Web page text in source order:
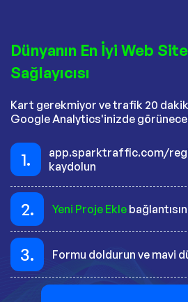
Dünyanın En İyi Web
Sağlayıcısı
Kart gerekmiyor ve trafik 20
Google Analytics'inizde
1.
app.sparktraffic.com/
kaydolun
2. Yeni Proje Ekle
3. Formu doldurun ve mavi